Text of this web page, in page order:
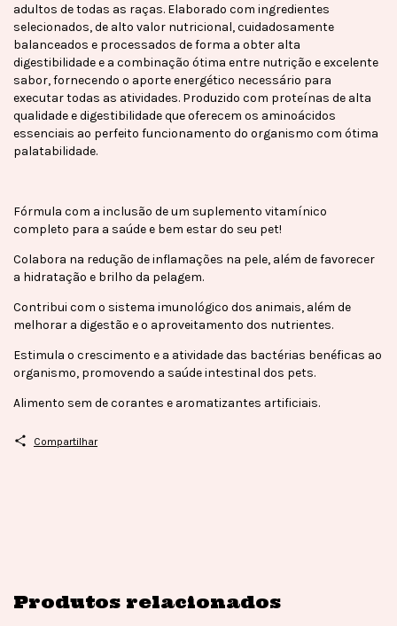
adultos de todas as raças. Elaborado com ingredientes
selecionados, de alto valor nutricional, cuidadosamente
balanceados e processados de forma a obter alta
digestibilidade e a combinação ótima entre nutrição e excelente
sabor, fornecendo o aporte energético necessário para
executar todas as atividades. Produzido com proteínas de alta
qualidade e digestibilidade que oferecem os aminoácidos
essenciais ao perfeito funcionamento do organismo com ótima
palatabilidade.
Fórmula com a inclusão de um suplemento vitamínico
completo para a saúde e bem estar do seu pet!
Colabora na redução de inflamações na pele, além de favorecer
a hidratação e brilho da pelagem.
Contribui com o sistema imunológico dos animais, além de
melhorar a digestão e o aproveitamento dos nutrientes.
Estimula o crescimento e a atividade das bactérias benéficas ao
organismo, promovendo a saúde intestinal dos pets.
Alimento sem de corantes e aromatizantes artificiais.
Compartilhar
Produtos relacionados